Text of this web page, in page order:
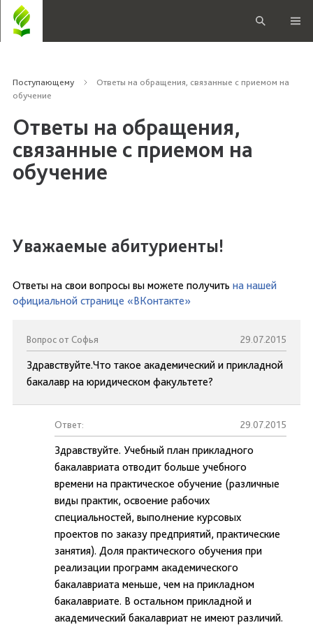
Поступающему
Ответы на обращения, связанные с приемом на
обучение
Ответы на обращения,
связанные с приемом на
обучение
Уважаемые абитуриенты!
Ответы на свои вопросы вы можете получить на нашей
официальной странице «ВКонтакте»
Вопрос от Софья 29.07.2015
Здравствуйте.Что такое академический и прикладной
бакалавр на юридическом факультете?
Ответ: 29.07.2015
Здравствуйте. Учебный план прикладного
бакалавриата отводит больше учебного
времени на практическое обучение (различные
виды практик, освоение рабочих
специальностей, выполнение курсовых
проектов по заказу предприятий, практические
занятия). Доля практического обучения при
реализации программ академического
бакалавриата меньше, чем на прикладном
бакалавриате. В остальном прикладной и
академический бакалавриат не имеют различий.